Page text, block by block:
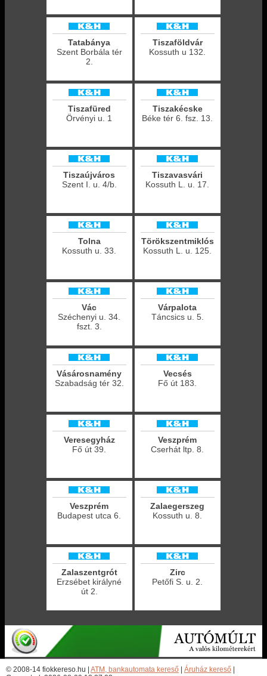
Tatabánya
Szent Borbála tér
2.
Tiszaföldvár
Kossuth u 132.
Tiszafüred
Örvényi u. 1
Tiszakécske
Béke tér 6. fsz. 13.
Tiszaújváros
Szent I. u. 4/b.
Tiszavasvári
Kossuth L. u. 17.
Tolna
Kossuth u. 33.
Törökszentmiklós
Kossuth L. u. 125.
Vác
Széchenyi u. 34.
fszt. 3.
Várpalota
Táncsics u. 5.
Vásárosnamény
Szabadság tér 32.
Vecsés
Fő út 183.
Veresegyház
Fő út 39.
Veszprém
Cserhát ltp. 8.
Veszprém
Budapest utca 6.
Zalaegerszeg
Kossuth u. 8.
Zalaszentgrót
Erzsébet királyné
út 2.
Zirc
Petőfi S. u. 2.
© 2008-14 fiokkereso.hu | ATM, bankautomata kereső Áruház kereső